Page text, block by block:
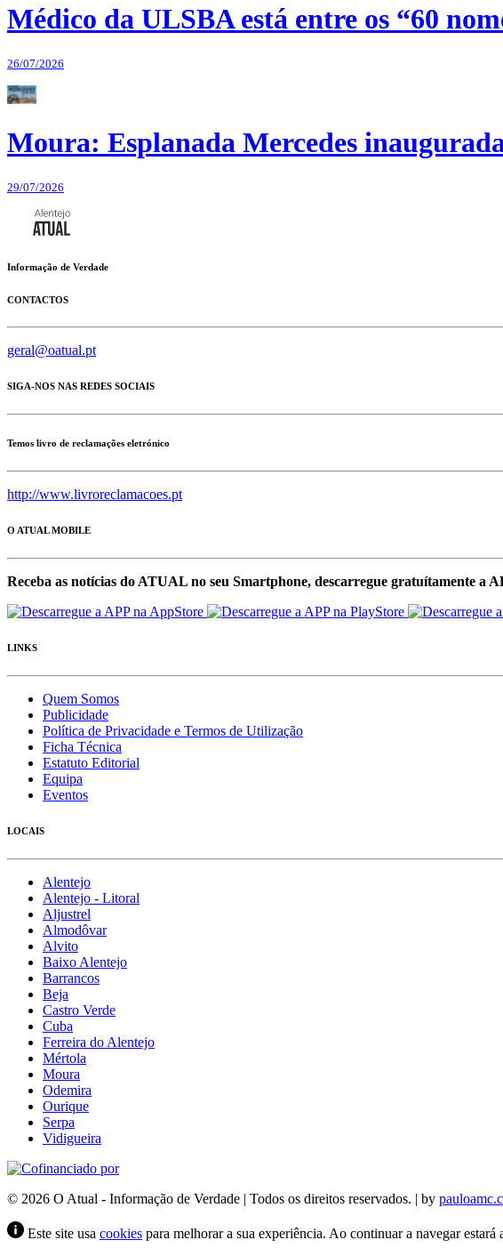
Médico da ULSBA está entre os “60
26/07/2026
Moura: Esplanada Mercedes
29/07/2026
Informação de Verdade
CONTACTOS
geral@oatual.pt
SIGA-NOS NAS REDES SOCIAIS
Temos livro de reclamações eletrónico
http://www.livroreclamacoes.pt
O ATUAL MOBILE
Receba as notícias do ATUAL no seu Smartphone, descarregue gratuítamente a
LINKS
Quem Somos
Publicidade
Política de Privacidade e Termos de Utilização
Ficha Técnica
Estatuto Editorial
Equipa
Eventos
LOCAIS
Alentejo
Alentejo - Litoral
Aljustrel
Almodôvar
Alvito
Baixo Alentejo
Barrancos
Beja
Castro Verde
Cuba
Ferreira do Alentejo
Mértola
Moura
Odemira
Ourique
Serpa
Vidigueira
© 2026 O Atual - Informação de Verdade | Todos os direitos reservados. | by
Este site usa cookies para melhorar a sua experiência. Ao continuar a navegar estará